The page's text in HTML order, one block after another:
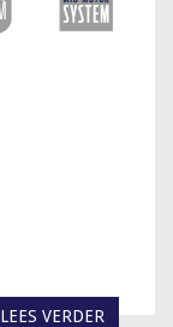
LEES VERDER